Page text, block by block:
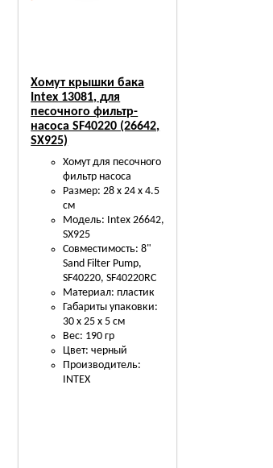
Хомут крышки бака
Intex 13081, для
песочного фильтр-
насоса SF40220 (26642,
SX925)
Хомут для песочного
фильтр насоса
Размер: 28 х 24 х 4.5
см
Модель: Intex 26642,
SX925
Совместимость: 8"
Sand Filter Pump,
SF40220, SF40220RC
Материал: пластик
Габариты упаковки:
30 х 25 х 5 см
Вес: 190 гр
Цвет: черный
Производитель:
INTEX